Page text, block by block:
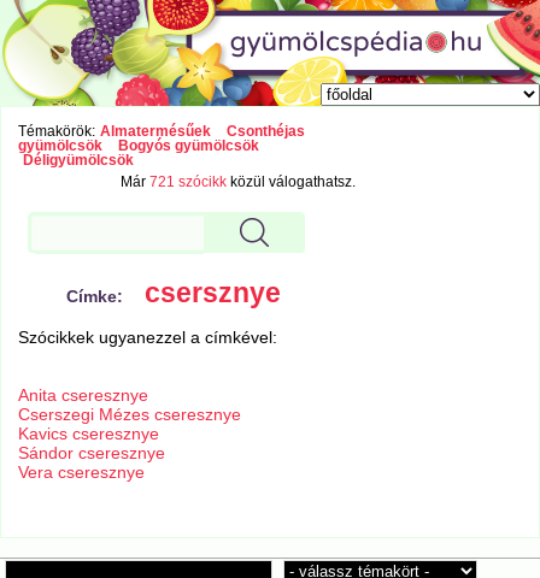
Témakörök: Almatermésűek
Csonthéjas
gyümölcsök
Bogyós gyümölcsök
Déligyümölcsök
Már721 szócikk közül válogathatsz.
Címke: csersznye
Szócikkek ugyanezzel a címkével:
Anita cseresznye
Cserszegi Mézes cseresznye
Kavics cseresznye
Sándor cseresznye
Vera cseresznye